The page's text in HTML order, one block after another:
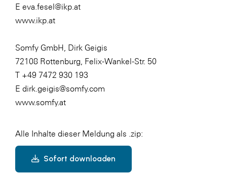
E eva.fesel@ikp.at
www.ikp.at
Somfy GmbH, Dirk Geigis
72108 Rottenburg, Felix-Wankel-Str. 50
T +49 7472 930 193
E dirk.geigis@somfy.com
www.somfy.at
Alle Inhalte dieser Meldung als .zip:
Sofort downloaden